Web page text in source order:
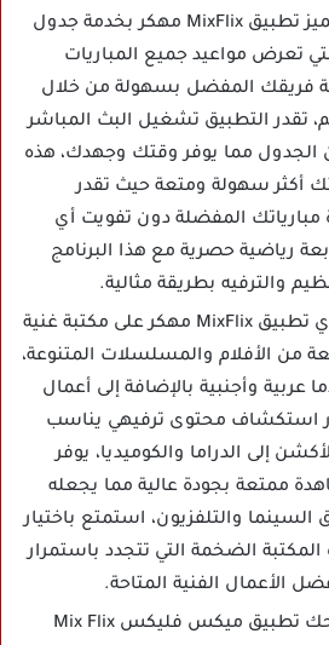
يتميز تطبيق MixFlix مهكر بخدمة جدول
تعرض مواعيد جميع المباريات
فريقك المفضل بسهولة من خلال
التطبيق تشغيل البث المباشر
الجدول مما يوفر وقتك وجهدك، هذه
أكثر سهولة ومتعة حيث تقدر
المفضلة دون تفويت أي
رياضية حصرية مع هذا البرنامج
والترفيه بطريقة مثالية.
يحتوي تطبيق MixFlix مهكر على مكتبة غنية
من الأفلام والمسلسلات المتنوعة،
عربية وأجنبية بالإضافة إلى أعمال
استكشاف محتوى ترفيهي يناسب
إلى الدراما والكوميديا، يوفر
ممتعة بجودة عالية مما يجعله
والتلفزيون، استمتع باختيار
الضخمة التي تتجدد باستمرار
الأعمال الفنية المتاحة.
يمنحك تطبيق ميكس فليكس Mix Flix